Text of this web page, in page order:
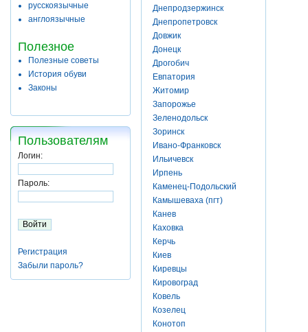
русскоязычные
англоязычные
Полезное
Полезные советы
История обуви
Законы
Пользователям
Логин:
Пароль:
Регистрация
Забыли пароль?
Днепродзержинск
Днепропетровск
Довжик
Донецк
Дрогобич
Евпатория
Житомир
Запорожье
Зеленодольск
Зоринск
Ивано-Франковск
Ильичевск
Ирпень
Каменец-Подольский
Камышеваха (пгт)
Канев
Каховка
Керчь
Киев
Киревцы
Кировоград
Ковель
Козелец
Конотоп